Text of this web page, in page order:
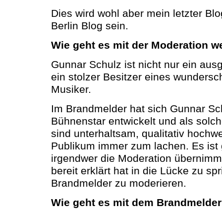
Dies wird wohl aber mein letzter
Berlin Blog sein.
Wie geht es mit der Moderation
Gunnar Schulz ist nicht nur ein
ein stolzer Besitzer eines
Musiker.
Im Brandmelder hat sich Gunnar
Bühnenstar entwickelt und als
sind unterhaltsam, qualitativ
Publikum immer zum lachen. Es
irgendwer die Moderation
bereit erklärt hat in die Lücke zu
Brandmelder zu moderieren.
Wie geht es mit dem